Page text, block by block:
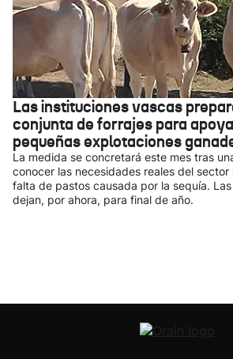
Las instituciones vascas
conjunta de forrajes para
pequeñas explotaciones
La medida se concretará este mes tras
conocer las necesidades reales del
falta de pastos causada por la sequía.
dejan, por ahora, para final de año.